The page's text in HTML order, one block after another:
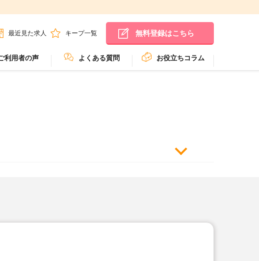
最近見た求人 キープ一覧 無料登録はこちら
利用者の声 よくある質問 お役立ちコラム